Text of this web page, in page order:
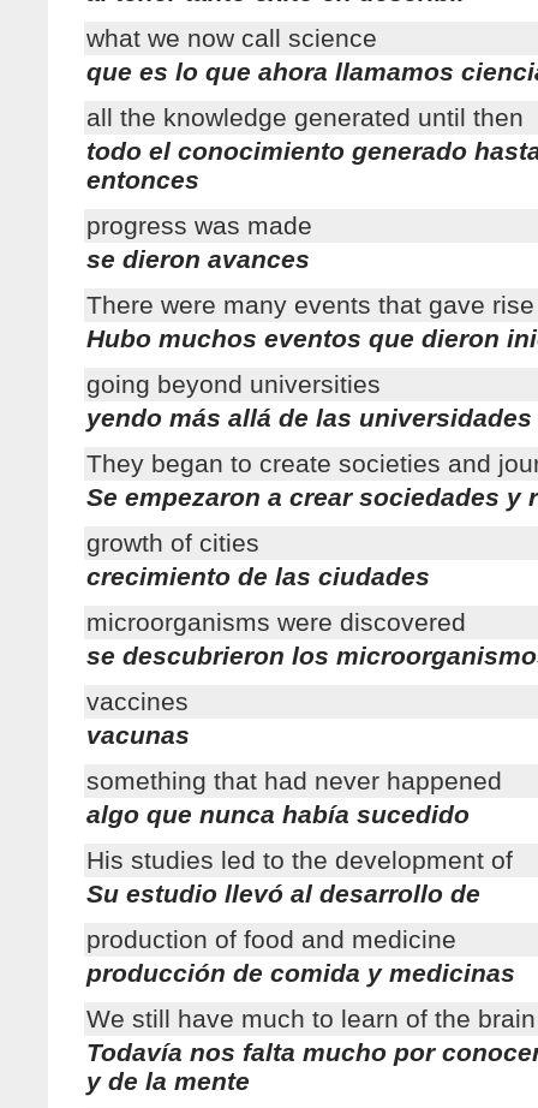
what we now call science
que es lo que ahora llamamos
all the knowledge generated until then
todo el conocimiento generado
entonces
progress was made
se dieron avances
There were many events that gave
Hubo muchos eventos que dieron
going beyond universities
yendo más allá de las universidades
They began to create societies and
Se empezaron a crear sociedades y
growth of cities
crecimiento de las ciudades
microorganisms were discovered
se descubrieron los
vaccines
vacunas
something that had never happened
algo que nunca había sucedido
His studies led to the development of
Su estudio llevó al desarrollo de
production of food and medicine
producción de comida y medicinas
We still have much to learn of the
Todavía nos falta mucho por
y de la mente